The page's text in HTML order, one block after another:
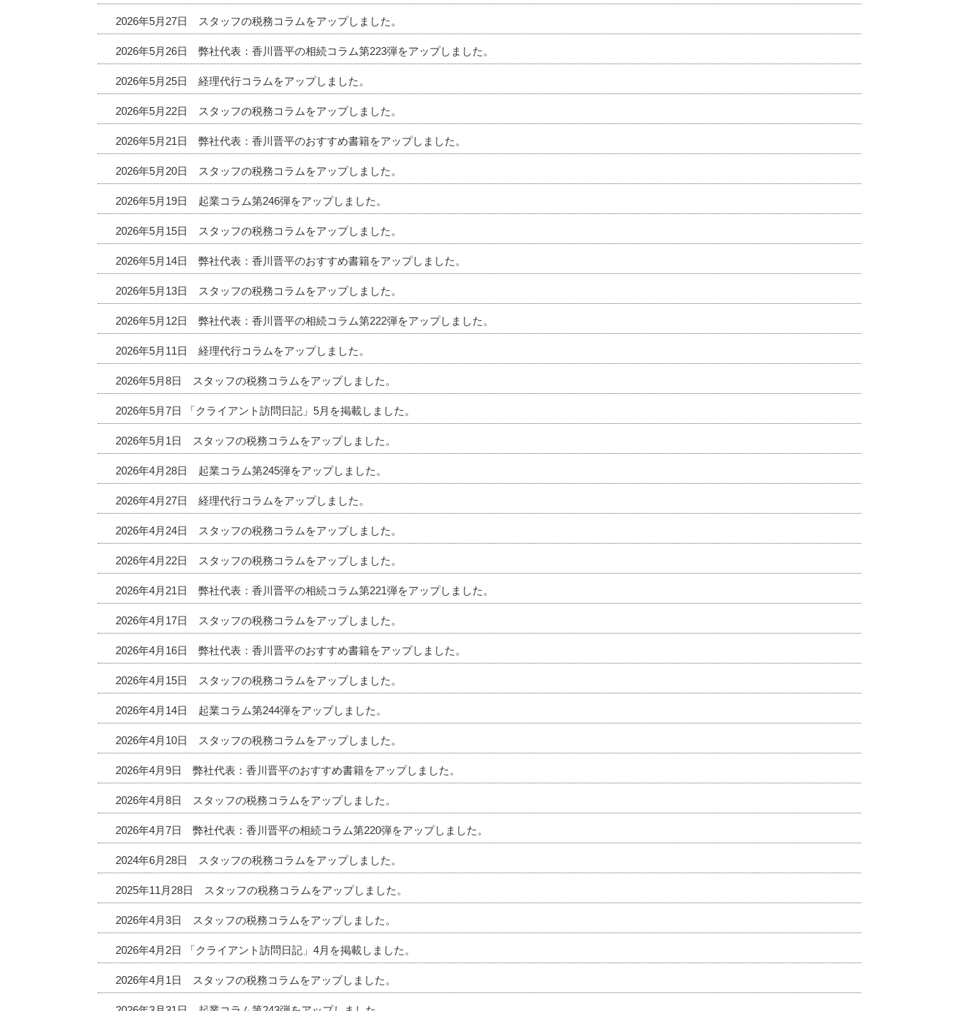
2026年5月27日 スタッフの税務コラムをアップしました。
2026年5月26日 弊社代表：香川晋平の相続コラム第223弾をアップしました。
2026年5月25日 経理代行コラムをアップしました。
2026年5月22日 スタッフの税務コラムをアップしました。
2026年5月21日 弊社代表：香川晋平のおすすめ書籍をアップしました。
2026年5月20日 スタッフの税務コラムをアップしました。
2026年5月19日 起業コラム第246弾をアップしました。
2026年5月15日 スタッフの税務コラムをアップしました。
2026年5月14日 弊社代表：香川晋平のおすすめ書籍をアップしました。
2026年5月13日 スタッフの税務コラムをアップしました。
2026年5月12日 弊社代表：香川晋平の相続コラム第222弾をアップしました。
2026年5月11日 経理代行コラムをアップしました。
2026年5月8日 スタッフの税務コラムをアップしました。
2026年5月7日 「クライアント訪問日記」5月を掲載しました。
2026年5月1日 スタッフの税務コラムをアップしました。
2026年4月28日 起業コラム第245弾をアップしました。
2026年4月27日 経理代行コラムをアップしました。
2026年4月24日 スタッフの税務コラムをアップしました。
2026年4月22日 スタッフの税務コラムをアップしました。
2026年4月21日 弊社代表：香川晋平の相続コラム第221弾をアップしました。
2026年4月17日 スタッフの税務コラムをアップしました。
2026年4月16日 弊社代表：香川晋平のおすすめ書籍をアップしました。
2026年4月15日 スタッフの税務コラムをアップしました。
2026年4月14日 起業コラム第244弾をアップしました。
2026年4月10日 スタッフの税務コラムをアップしました。
2026年4月9日 弊社代表：香川晋平のおすすめ書籍をアップしました。
2026年4月8日 スタッフの税務コラムをアップしました。
2026年4月7日 弊社代表：香川晋平の相続コラム第220弾をアップしました。
2024年6月28日 スタッフの税務コラムをアップしました。
2025年11月28日 スタッフの税務コラムをアップしました。
2026年4月3日 スタッフの税務コラムをアップしました。
2026年4月2日 「クライアント訪問日記」4月を掲載しました。
2026年4月1日 スタッフの税務コラムをアップしました。